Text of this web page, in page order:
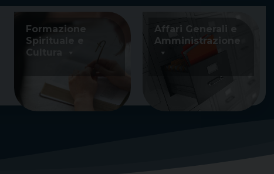
Formazione
Spirituale e
Cultura
Affari Generali e
Amministrazione